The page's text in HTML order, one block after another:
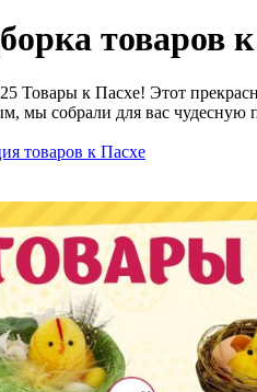
сайта товаров
Товары к Пасхе! Этот
мы собрали для вас чудесную
товаров к Пасхе